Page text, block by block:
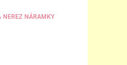
NEREZ NÁRAMKY